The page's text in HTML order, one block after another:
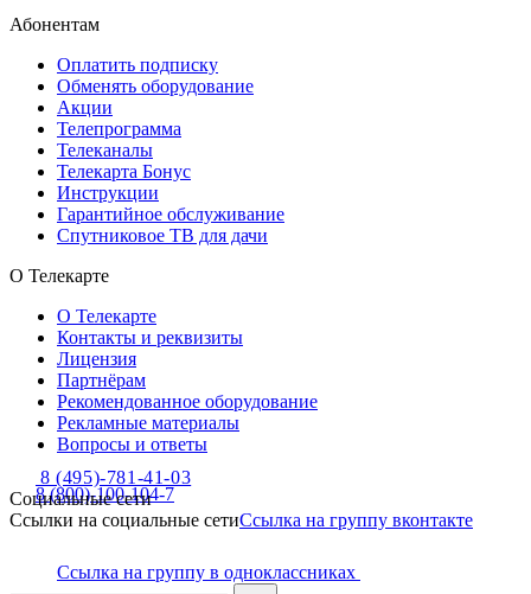
Абонентам
Оплатить подписку
Обменять оборудование
Акции
Телепрограмма
Телеканалы
Телекарта Бонус
Инструкции
Гарантийное обслуживание
Спутниковое ТВ для дачи
О Телекарте
О Телекарте
Контакты и реквизиты
Лицензия
Партнёрам
Рекомендованное оборудование
Рекламные материалы
Вопросы и ответы
8 (800)-100-104-7
8 (495)-781-41-03
Социальные сети
Ссылки на социальные сетиСсылка на группу вконтакте
Ссылка на группу в одноклассниках